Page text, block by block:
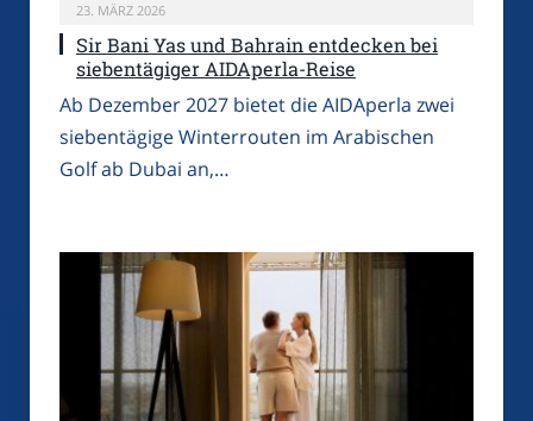
23. MÄRZ 2026
Sir Bani Yas und Bahrain entdecken bei
siebentägiger AIDAperla-Reise
Ab Dezember 2027 bietet die AIDAperla zwei
siebentägige Winterrouten im Arabischen
Golf ab Dubai an,…